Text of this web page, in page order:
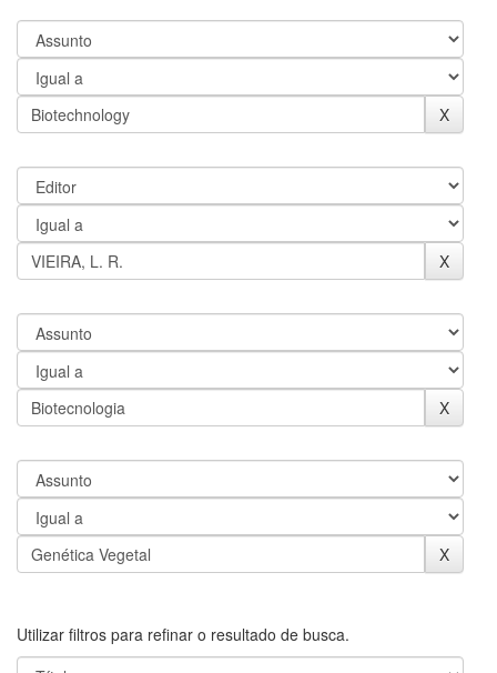
Utilizar filtros para refinar o resultado de busca.